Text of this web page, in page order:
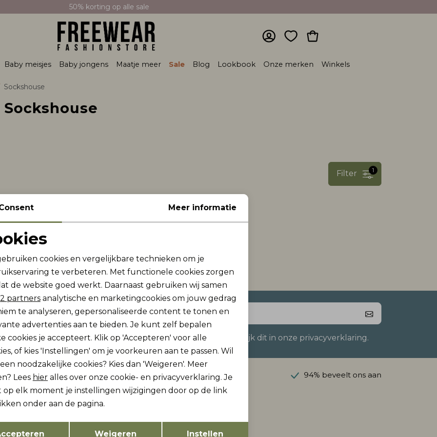
50% korting op alle sale
Baby meisjes Baby jongens Maatje meer Sale Blog Lookbook Onze merken Winkels
Sockshouse
1
Filter
Sockshouse
zijn?
dan ook gelijk €5,-
Hoe we met je data omgaan? Bekijk dit in onze privacyverklaring.
sparen voor korting Gratis verzending vanaf €50 94% beveelt ons aan
Freewear
cookies
cookies Marketing cookies
Terug Opslaan
Meer informatie
cookies en vergelijkbare technieken om je
te verbeteren. Met functionele cookies zorgen
de website goed werkt. Daarnaast gebruiken wij samen
2 partners analytische en marketingcookies om jouw gedrag
te analyseren, gepersonaliseerde content te tonen en
advertenties aan te bieden. Je kunt zelf bepalen
cookies je accepteert. Klik op 'Accepteren' voor alle
of kies 'Instellingen' om je voorkeuren aan te passen. Wil
noodzakelijke cookies? Kies dan 'Weigeren'. Meer
Lees hier alles over onze cookie- en privacyverklaring. Je
op elk moment je instellingen wijzigingen door op de link
onder aan de pagina.
Weigeren Instellen